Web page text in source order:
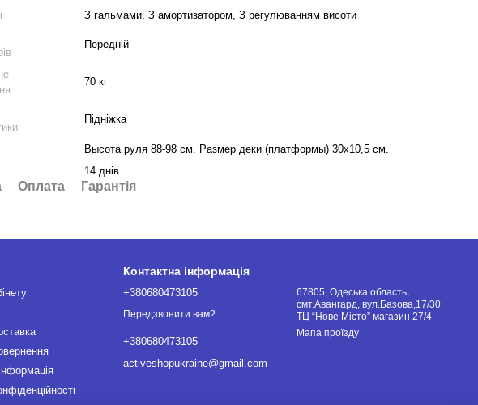
З гальмами, З амортизатором, З регулюванням висоти
Передній
70 кг
Підніжка
Высота руля 88-98 см. Размер деки (платформы) 30х10,5 см.
14 днів
Оплата Гарантія
Контактна інформація
+380680473105
Передзвонити вам?
+380680473105
activeshopukraine@gmail.com
67805, Одеська область,
смт.Авангард, вул.Базова,17/30
ТЦ “Нове Місто” магазин 27/4
Мапа проїзду